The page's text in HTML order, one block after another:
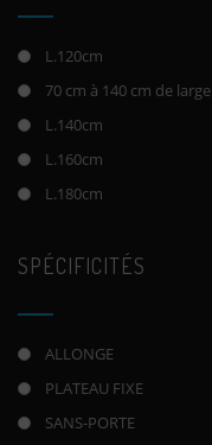
L.120cm
70 cm à 140 cm de large
L.140cm
L.160cm
L.180cm
SPÉCIFICITÉS
ALLONGE
PLATEAU FIXE
SANS-PORTE